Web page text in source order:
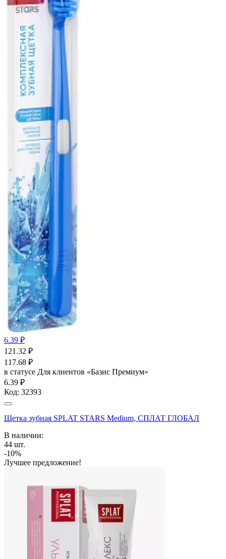
6.39 ₽
121.32 ₽
117.68 ₽
в статусе Для клиентов «Базис Премиум»
6.39 ₽
Код: 32393
Щетка зубная SPLAT STARS Medium, СПЛАТ ГЛОБАЛ
В наличии:
44 шт.
-10%
Лучшее предложение!